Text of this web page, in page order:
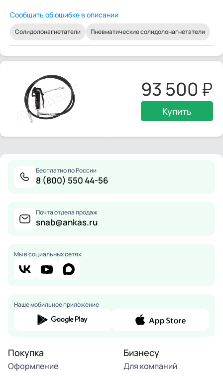
Сообщить об ошибке в описании
Солидолонагнетатели Пневматические солидолонагнетатели
93 500
Купить
Бесплатно по России
8 (800) 550 44-56
Почта отдела продаж
snab@ankas.ru
Мы в социальных сетях
Наше мобильное приложение
Покупка
Оформление
Бизнесу
Для компаний